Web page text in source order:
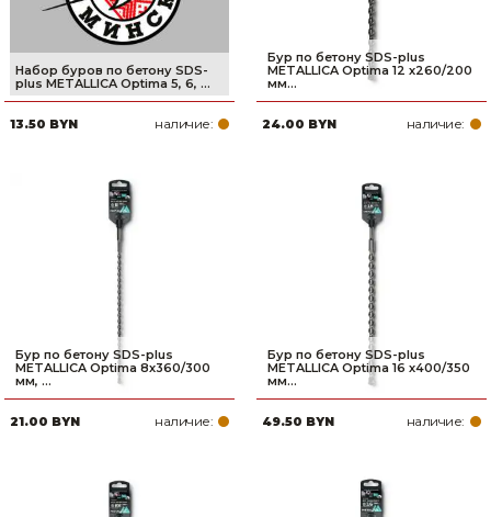
Набор буров по бетону SDS-
plus METALLICA Optima 5, 6, ...
13.50 BYN наличие:
Бур по бетону SDS-plus
METALLICA Optima 12 х260/200
мм...
24.00 BYN наличие:
Бур по бетону SDS-plus
METALLICA Optima 8х360/300
мм, ...
21.00 BYN наличие:
Бур по бетону SDS-plus
METALLICA Optima 16 х400/350
мм...
49.50 BYN наличие: